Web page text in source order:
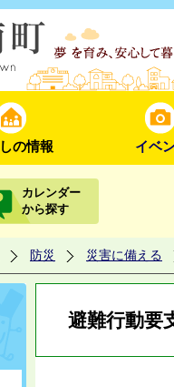
の情報 イベ
カレンダー
から探す
防災 災害に備える
避難行動要